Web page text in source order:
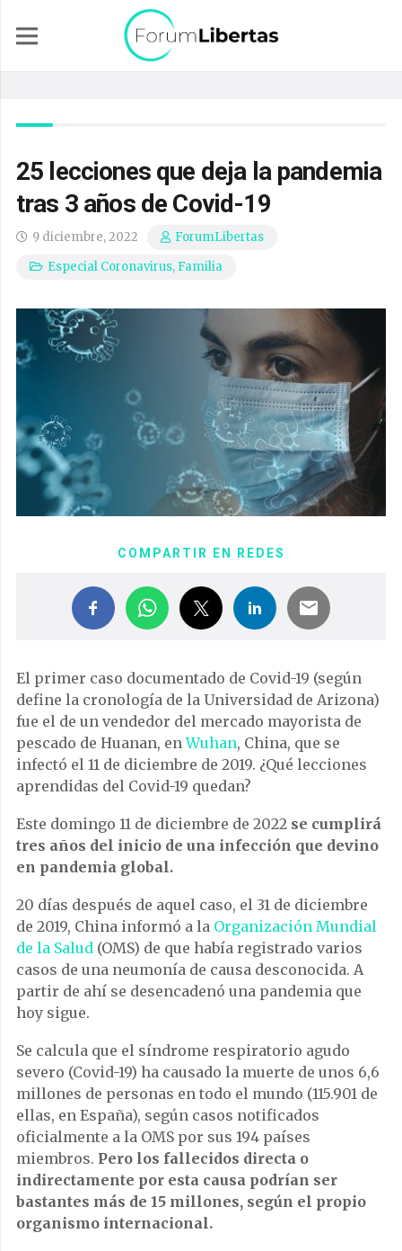
25 lecciones que deja la pandemia
tras 3 años de Covid-19
9 diciembre, 2022
ForumLibertas
Especial Coronavirus, Familia
COMPARTIR EN REDES
El primer caso documentado de Covid-19 (según
define la cronología de la Universidad de Arizona)
fue el de un vendedor del mercado mayorista de
pescado de Huanan, enWuhan, China, que se
infectó el 11 de diciembre de 2019. ¿Qué lecciones
aprendidas del Covid-19 quedan?
Este domingo 11 de diciembre de 2022 se cumplirá
tres años del inicio de una infección que devino
en pandemia global.
20 días después de aquel caso, el 31 de diciembre
de 2019, China informó a la Organización Mundial
de la Salud (OMS) de que había registrado varios
casos de una neumonía de causa desconocida. A
partir de ahí se desencadenó una pandemia que
hoy sigue.
Se calcula que el síndrome respiratorio agudo
severo (Covid-19) ha causado la muerte de unos 6,6
millones de personas en todo el mundo (115.901 de
ellas, en España), según casos notificados
oficialmente a la OMS por sus 194 países
miembros. Pero los fallecidos directa o
indirectamente por esta causa podrían ser
bastantes más de 15 millones, según el propio
organismo internacional.